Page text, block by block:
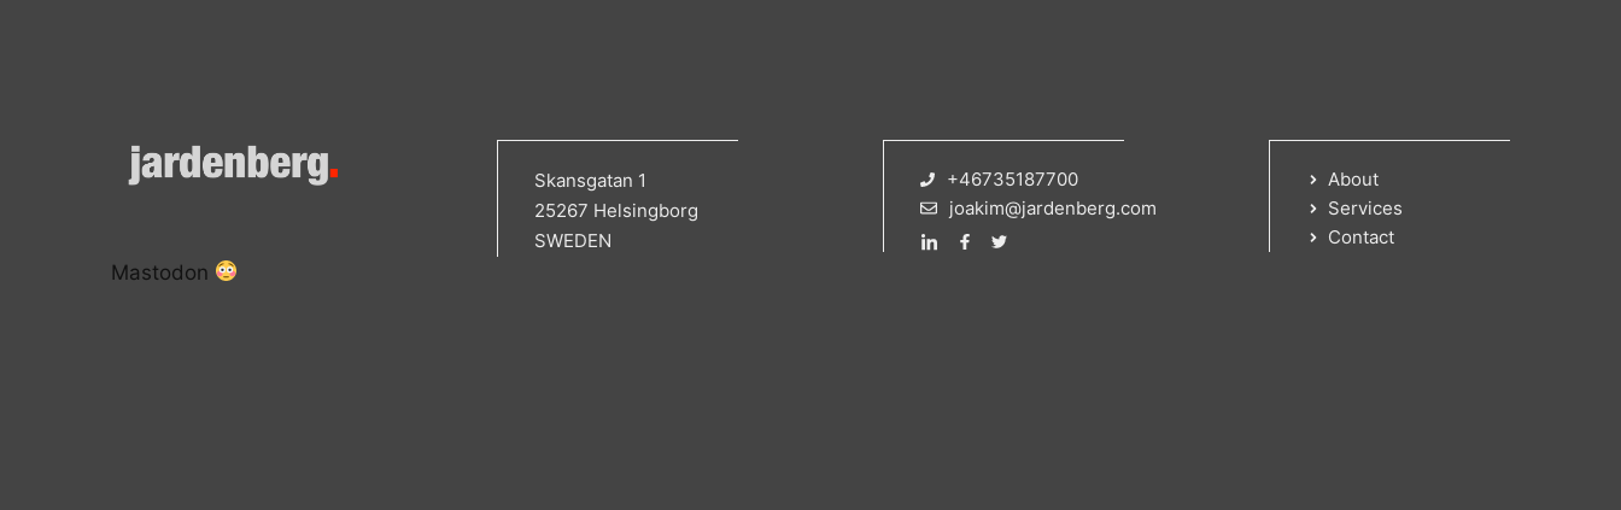
Skansgatan 1
25267 Helsingborg
SWEDEN
+46735187700
joakim@jardenberg.com
About
Services
Contact
Mastodon